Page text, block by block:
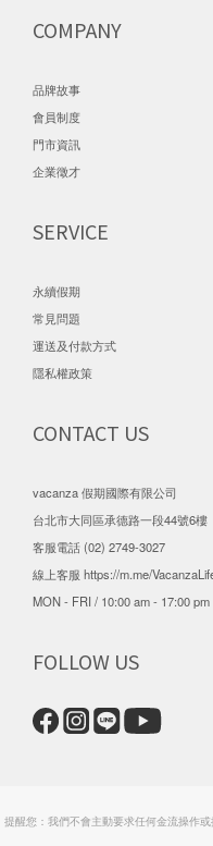
COMPANY
品牌故事
會員制度
門市資訊
企業徵才
SERVICE
永續假期
常見問題
運送及付款方式
隱私權政策
CONTACT US
vacanza 假期國際有限公司
台北市大同區承德路一段44號6樓
客服電話 (02) 2749-3027
線上客服 https://m.me/
MON - FRI / 10:00 am - 17:00 pm
FOLLOW US
提醒您：我們不會主動要求任何金流操作